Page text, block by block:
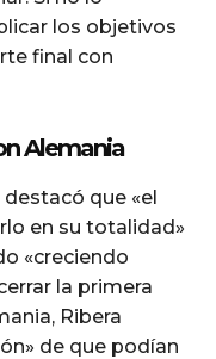
los objetivos
final con
Alemania
que «el
en su totalidad»
«creciendo
la primera
Ribera
de que podían